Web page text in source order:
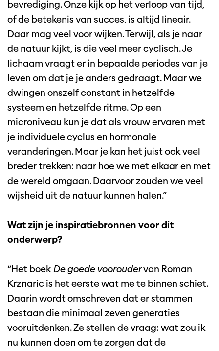
bevrediging. Onze kijk op het verloop van tijd,
of de betekenis van succes, is altijd lineair.
Daar mag veel voor wijken. Terwijl, als je naar
de natuur kijkt, is die veel meer cyclisch. Je
lichaam vraagt er in bepaalde periodes van je
leven om dat je je anders gedraagt. Maar we
dwingen onszelf constant in hetzelfde
systeem en hetzelfde ritme. Op een
microniveau kun je dat als vrouw ervaren met
je individuele cyclus en hormonale
veranderingen. Maar je kan het juist ook veel
breder trekken: naar hoe we met elkaar en met
de wereld omgaan. Daarvoor zouden we veel
wijsheid uit de natuur kunnen halen.”
Wat zijn je inspiratiebronnen voor dit
onderwerp?
“Het boekDe goede vooroudervan Roman
Krznaric is het eerste wat me te binnen schiet.
Daarin wordt omschreven dat er stammen
bestaan die minimaal zeven generaties
vooruitdenken. Ze stellen de vraag: wat zou ik
nu kunnen doen om te zorgen dat de